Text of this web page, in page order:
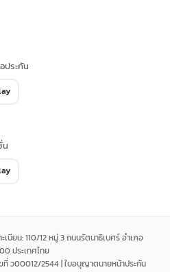
ประกัน
น
ยน: 110/12 หมู่ 3 ถนนรัตนาธิเบศร์ อำเภอ
ประเทศไทย
ว00012/2544 | ใบอนุญาตนายหน้าประกัน